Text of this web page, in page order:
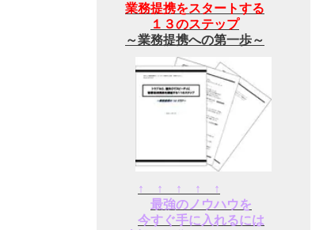
業務提携をスタートする
１３のステップ
～業務提携への第一歩～
↑ ↑ ↑ ↑ ↑
最強のノウハウを
今すぐ手に入れるには